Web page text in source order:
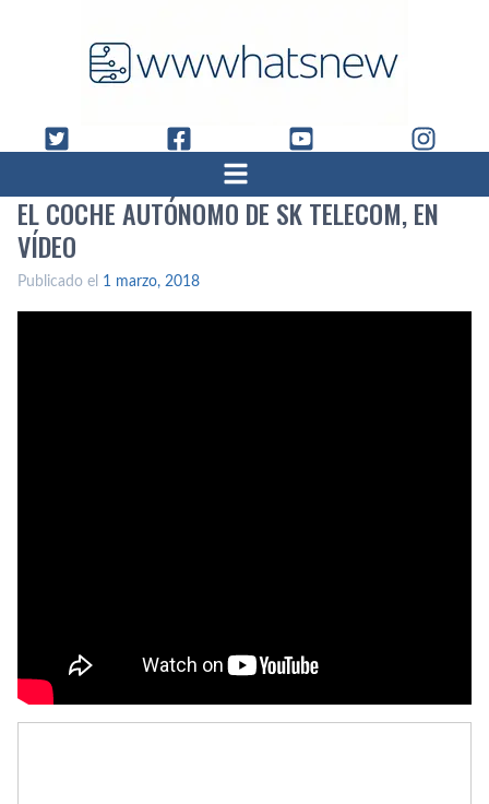
EL COCHE AUTÓNOMO DE SK TELECOM, EN
VÍ­DEO
Publicado el 1 marzo, 2018